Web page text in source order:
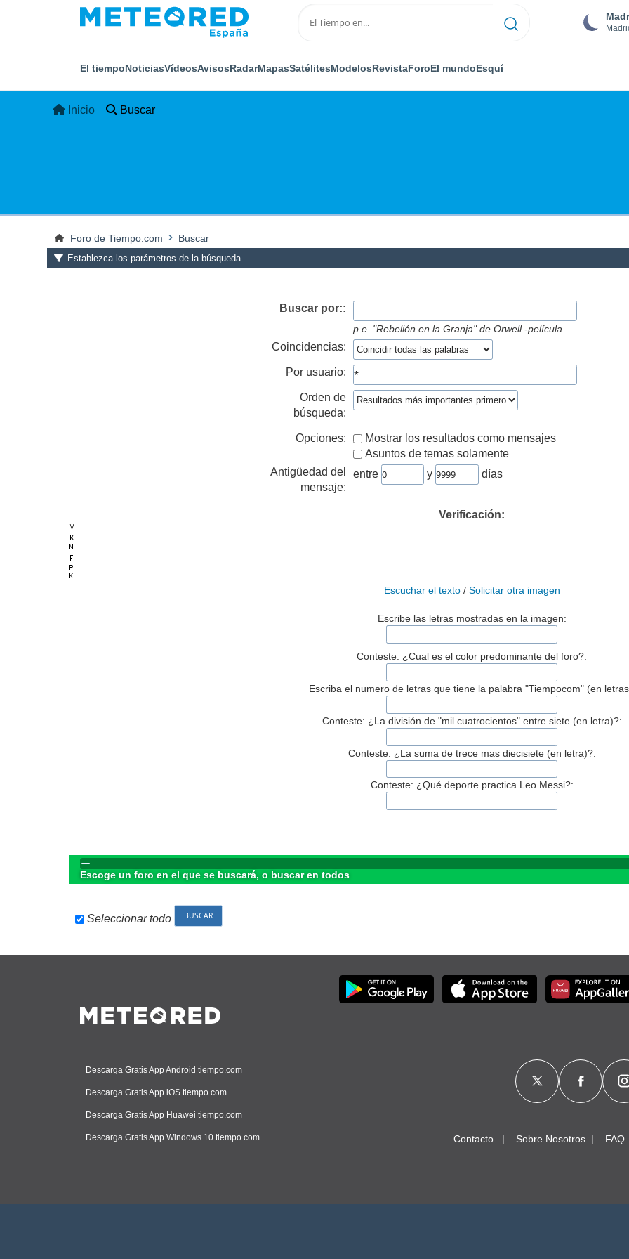
El tiempoNoticiasVídeosAvisosRadarMapasSatélitesModelosRevistaForoEl mundoEsquí
Inicio Buscar
Foro de Tiempo.com Buscar
Establezca los parámetros de la búsqueda
Buscar por::
p.e. "Rebelión en la Granja" de Orwell -película
Coincidencias:
Por usuario:
Orden de
búsqueda:
Opciones:
Mostrar los resultados como mensajes
Asuntos de temas solamente
Antigüedad del
mensaje:
entre y días
Verificación:
Escuchar el texto/ Solicitar otra imagen
Escribe las letras mostradas en la imagen:
Conteste: ¿Cual es el color predominante del foro?:
Escriba el numero de letras que tiene la palabra "Tiempocom" (en
Conteste: ¿La división de "mil cuatrocientos" entre siete (en letra)?:
Conteste: ¿La suma de trece mas diecisiete (en letra)?:
Conteste: ¿Qué deporte practica Leo Messi?:
Escoge un foro en el que se buscará, o buscar en todos
Seleccionar todo
Descarga Gratis App Android tiempo.com
Descarga Gratis App iOS tiempo.com
Descarga Gratis App Huawei tiempo.com
Descarga Gratis App Windows 10 tiempo.com Contacto Sobre Nosotros FAQ